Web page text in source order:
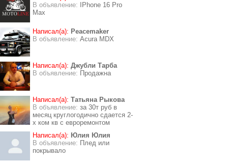
В объявление:
IPhone 16 Pro
Max
Написал(а): Peacemaker
В объявление: Acura MDX
Написал(а): Джубли Тарба
В объявление: Продажна
Написал(а): Татьяна Рыкова
В объявление: за 30т руб в
месяц круглогодично сдается 2-
х ком кв с евроремонтом
Написал(а): Юлия Юлия
В объявление: Плед или
покрывало